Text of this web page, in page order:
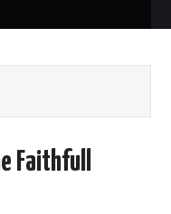
Faithfull